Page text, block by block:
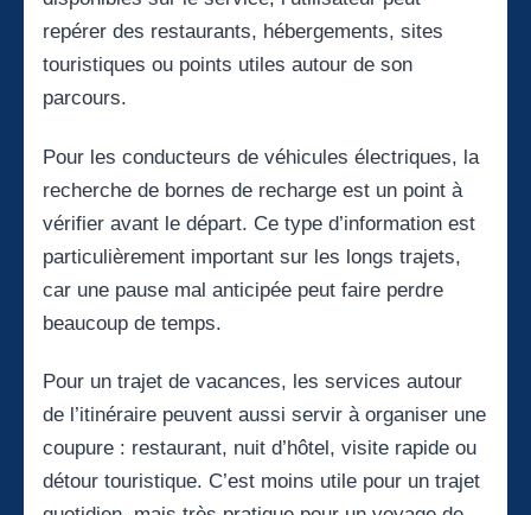
repérer des restaurants, hébergements, sites
touristiques ou points utiles autour de son
parcours.
Pour les conducteurs de véhicules électriques, la
recherche de bornes de recharge est un point à
vérifier avant le départ. Ce type d’information est
particulièrement important sur les longs trajets,
car une pause mal anticipée peut faire perdre
beaucoup de temps.
Pour un trajet de vacances, les services autour
de l’itinéraire peuvent aussi servir à organiser une
coupure : restaurant, nuit d’hôtel, visite rapide ou
détour touristique. C’est moins utile pour un trajet